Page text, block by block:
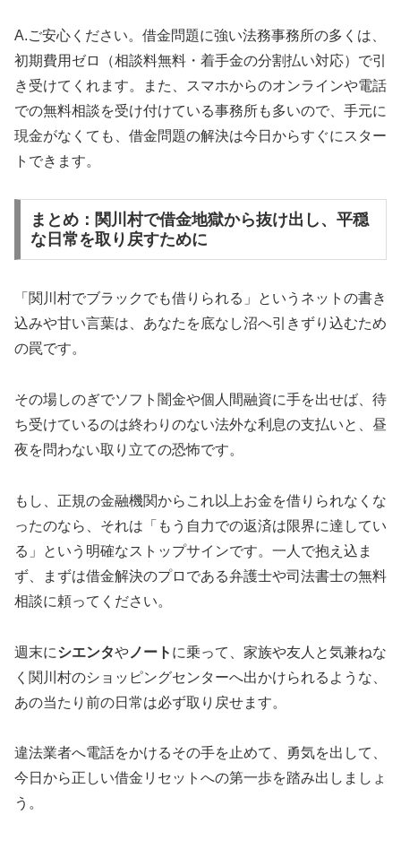
A.ご安心ください。借金問題に強い法務事務所の多くは、
初期費用ゼロ（相談料無料・着手金の分割払い対応）で引
き受けてくれます。また、スマホからのオンラインや電話
での無料相談を受け付けている事務所も多いので、手元に
現金がなくても、借金問題の解決は今日からすぐにスター
トできます。
まとめ：関川村で借金地獄から抜け出し、平穏
な日常を取り戻すために
「関川村でブラックでも借りられる」というネットの書き
込みや甘い言葉は、あなたを底なし沼へ引きずり込むため
の罠です。
その場しのぎでソフト闇金や個人間融資に手を出せば、待
ち受けているのは終わりのない法外な利息の支払いと、昼
夜を問わない取り立ての恐怖です。
もし、正規の金融機関からこれ以上お金を借りられなくな
ったのなら、それは「もう自力での返済は限界に達してい
る」という明確なストップサインです。一人で抱え込ま
ず、まずは借金解決のプロである弁護士や司法書士の無料
相談に頼ってください。
週末にシエンタや ノート に乗って、家族や友人と気兼ねな
く関川村のショッピングセンターへ出かけられるような、
あの当たり前の日常は必ず取り戻せます。
違法業者へ電話をかけるその手を止めて、勇気を出して、
今日から正しい借金リセットへの第一歩を踏み出しましょ
う。